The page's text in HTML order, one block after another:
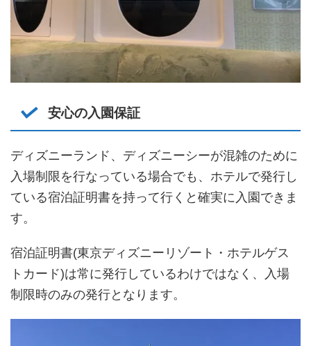
安心の入園保証
ディズニーランド、ディズニーシーが混雑のために
入場制限を行なっている場合でも、ホテルで発行し
ている宿泊証明書を持って行くと確実に入園できま
す。
宿泊証明書(東京ディズニーリゾート・ホテルゲス
トカード)は常に発行しているわけではなく、入場
制限時のみの発行となります。